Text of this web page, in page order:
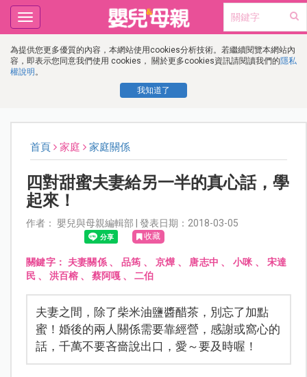
為提供您更多優質的內容，本網站使用cookies分析技術。若繼續閱覽本網站內
容，即表示您同意我們使用 cookies， 關於更多cookies資訊請閱讀我們的隱私
權說明 。
我知道了
Toggle
navigation
首頁 家庭 家庭關係
四對甜蜜夫妻給另一半的真心話，學
起來！
作者： 嬰兒與母親編輯部 | 發表日期：2018-03-05
收藏
關鍵字： 夫妻關係、 品筠 、 京燁 、 唐志中 、小咪 、 宋達
民、 洪百榕、 蔡阿嘎 、 二伯
夫妻之間，除了柴米油鹽醬醋茶，別忘了加點
蜜！婚後的兩人關係需要靠經營，感謝或窩心的
話，千萬不要吝嗇說出口，愛～要及時喔！